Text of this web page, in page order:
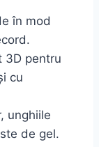
în mod
3D pentru
cu
unghiile
de gel.